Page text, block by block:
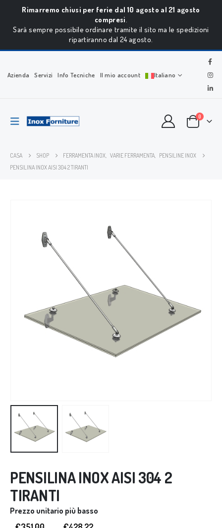
Rimarremo chiusi per ferie dal 10 agosto al 21 agosto
compresi.
Sarà sempre possibile ordinare tramite il sito ma le spedizioni
ripartiranno dal 24 agosto.
Azienda Servizi Info Tecniche Il mio account Italiano
0
CASA SHOP FERRAMENTA INOX, VARIE FERRAMENTA, PENSILINE INOX
PENSILINA INOX AISI 304 2 TIRANTI
PENSILINA INOX AISI 304 2
TIRANTI
Prezzo unitario più basso